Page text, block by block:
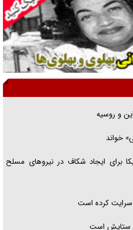
با برنامه تلویزیونی «نبرد
شد
و روسیه
خواند
برای ایجاد شکاف در نیرو‌های مسلح
کرده است
ستایش است